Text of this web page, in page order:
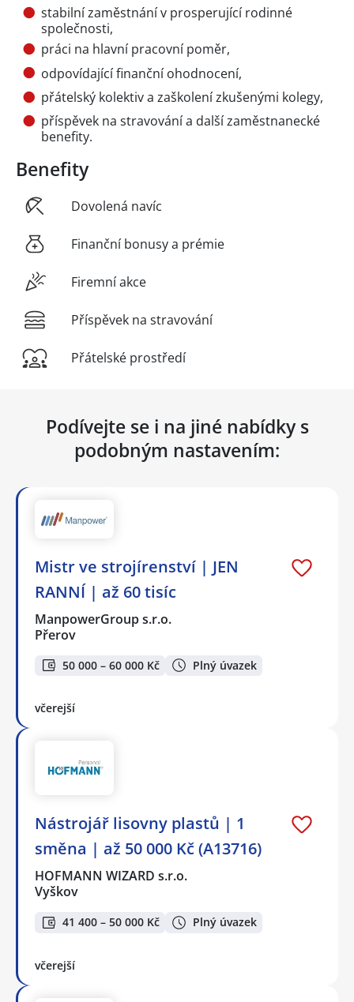
stabilní zaměstnání v prosperující rodinné
společnosti,
práci na hlavní pracovní poměr,
odpovídající finanční ohodnocení,
přátelský kolektiv a zaškolení zkušenými kolegy,
příspěvek na stravování a další zaměstnanecké
benefity.
Benefity
Dovolená navíc
Finanční bonusy a prémie
Firemní akce
Příspěvek na stravování
Přátelské prostředí
Podívejte se i na jiné nabídky s
podobným nastavením:
Mistr ve strojírenství | JEN
RANNÍ | až 60 tisíc
ManpowerGroup s.r.o.
Přerov
50 000 – 60 000 Kč Plný úvazek
včerejší
Nástrojář lisovny plastů | 1
směna | až 50 000 Kč (A13716)
HOFMANN WIZARD s.r.o.
Vyškov
41 400 – 50 000 Kč Plný úvazek
včerejší